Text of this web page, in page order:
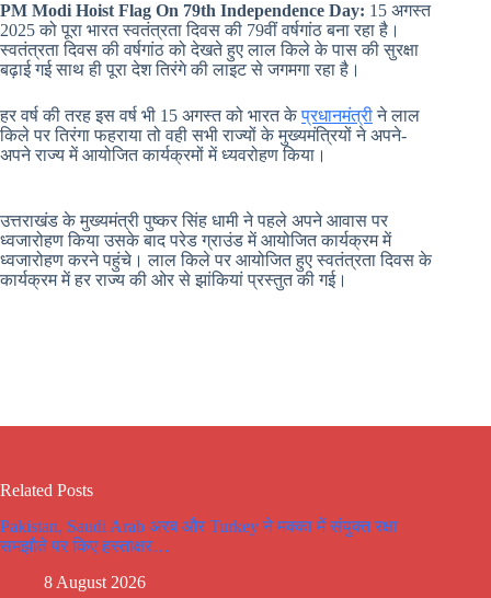
PM Modi Hoist Flag On 79th Independence Day: 15 अगस्त
2025 को पूरा भारत स्वतंत्रता दिवस की 79वीं वर्षगांठ बना रहा है।
स्वतंत्रता दिवस की वर्षगांठ को देखते हुए लाल किले के पास की सुरक्षा
बढ़ाई गई साथ ही पूरा देश तिरंगे की लाइट से जगमगा रहा है।
हर वर्ष की तरह इस वर्ष भी 15 अगस्त को भारत केप्रधानमंत्रीने लाल
किले पर तिरंगा फहराया तो वही सभी राज्यों के मुख्यमंत्रियों ने अपने-
अपने राज्य में आयोजित कार्यक्रमों में ध्यवरोहण किया।
उत्तराखंड के मुख्यमंत्री पुष्कर सिंह धामी ने पहले अपने आवास पर
ध्वजारोहण किया उसके बाद परेड ग्राउंड में आयोजित कार्यक्रम में
ध्वजारोहण करने पहुंचे। लाल किले पर आयोजित हुए स्वतंत्रता दिवस के
कार्यक्रम में हर राज्य की ओर से झांकियां प्रस्तुत की गई।
Related Posts
Pakistan, Saudi Arab अरब और Turkey ने मक्का में संयुक्त रक्षा
समझौते पर किए हस्ताक्षर…
8 August 2026